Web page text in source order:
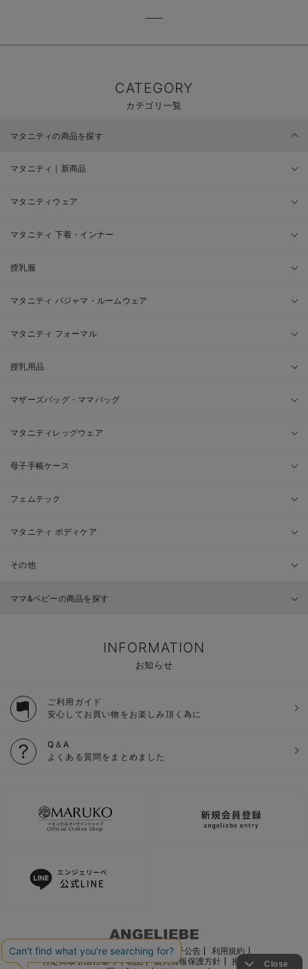
CATEGORY
カテゴリ一覧
マタニティの商品を探す
マタニティ｜新商品
マタニティウェア
マタニティ 下着・インナー
授乳服
マタニティ パジャマ・ルームウェア
マタニティ フォーマル
授乳用品
マザーズバッグ・ママバッグ
マタニティレッグウェア
母子手帳ケース
フェムテック
マタニティ ボディケア
その他
ママ&ベビーの商品を探す
INFORMATION
お知らせ
ご利用ガイド
安心してお買い物をお楽しみ頂く為に
Q＆A
よくある質問をまとめました
ご利用ガイド 会社概要 電子公告
利用規約
特定商取引法に基づく表記
個人情報保護方針
推奨環境